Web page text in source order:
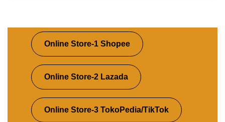
Online Store-1 Shopee
Online Store-2 Lazada
Online Store-3 TokoPedia/TikTok